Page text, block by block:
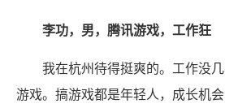
李功，男，腾讯游戏，工作狂
我在杭州待得挺爽的。工作没
游戏。搞游戏都是年轻人，成长机